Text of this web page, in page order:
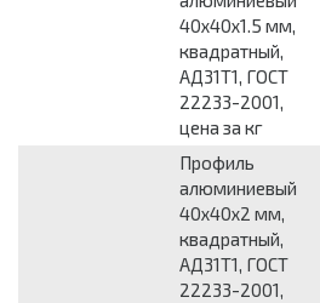
40х40х1.5 мм,
квадратный,
АД31Т1, ГОСТ
22233-2001,
цена за кг
Профиль
алюминиевый
40х40х2 мм,
квадратный,
АД31Т1, ГОСТ
22233-2001,